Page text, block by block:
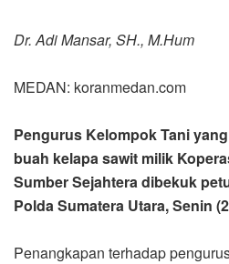
Dr. Adi Mansar, SH., M.Hum
MEDAN: koranmedan.com
Pengurus Kelompok Tani
buah kelapa sawit milik
Sumber Sejahtera dibekuk
Polda Sumatera Utara, Senin
Penangkapan terhadap